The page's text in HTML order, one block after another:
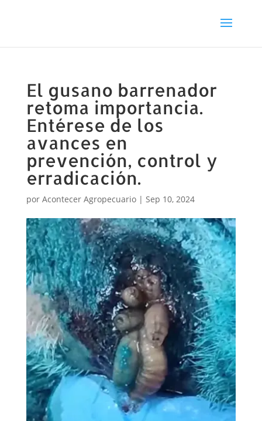
El gusano barrenador
retoma importancia.
Entérese de los
avances en
prevención, control y
erradicación.
por Acontecer Agropecuario| Sep 10, 2024